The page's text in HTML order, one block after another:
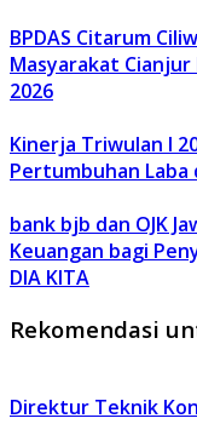
BPDAS Citarum
Masyarakat
2026
Kinerja Triwulan I
Pertumbuhan Laba
bank bjb dan OJK
Keuangan bagi
DIA KITA
Rekomendasi
Direktur Teknik